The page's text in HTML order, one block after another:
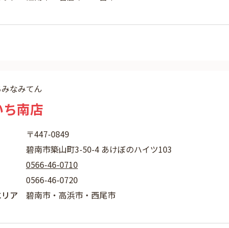
なみてん
ち南店
〒447-0849
碧南市築山町3-50-4 あけぼのハイツ103
0566-46-0710
0566-46-0720
ア
碧南市・高浜市・西尾市